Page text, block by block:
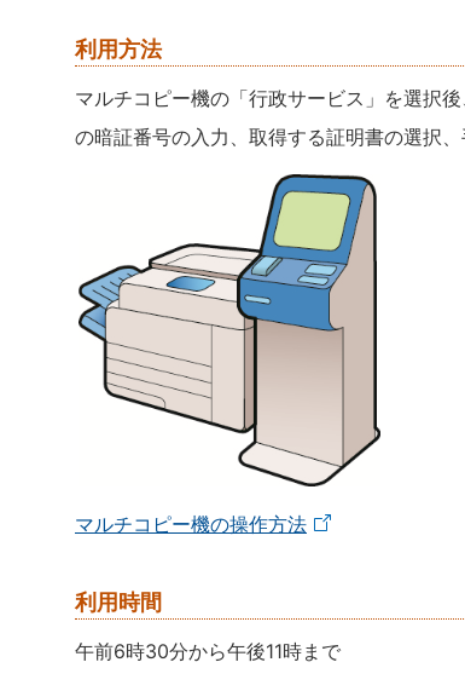
利用方法
マルチコピー機の「行政サービス」を選択
の暗証番号の入力、取得する証明書の選択
マルチコピー機の操作方法
利用時間
午前6時30分から午後11時まで